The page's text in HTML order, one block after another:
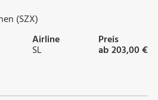
(SZX)
Airline
SL
Preis
ab 203,00 €